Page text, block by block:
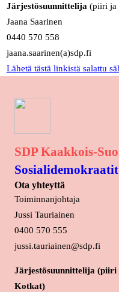
Järjestösuunnittelija (piiri ja
Jaana Saarinen
0440 570 558
jaana.saarinen(a)sdp.fi
Lähetä tästä linkistä salattu
SDP Kaakkois-
Sosialidemokraatit
Ota yhteyttä
Toiminnanjohtaja
Jussi Tauriainen
0400 570 555
jussi.tauriainen@sdp.fi
Järjestösuunnittelija (piiri
Kotkat)